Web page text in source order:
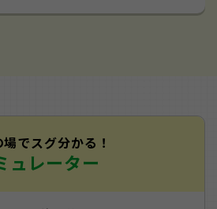
でスグ分かる！
ュレーター